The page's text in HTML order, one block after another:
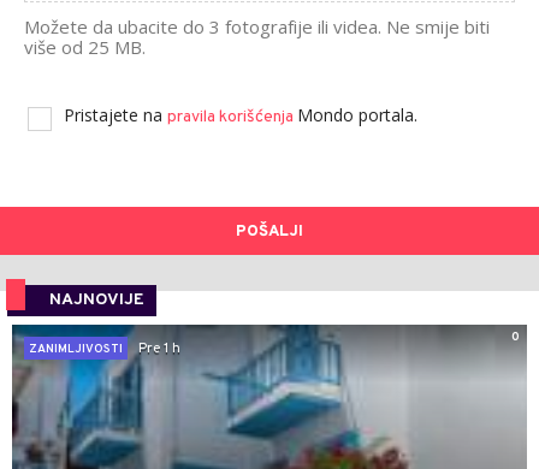
Možete da ubacite do 3 fotografije ili videa. Ne smije biti
više od 25 MB.
Pristajete na pravila korišćenja Mondo portala.
POŠALJI
NAJNOVIJE
0
ZANIMLJIVOSTI
Pre 1 h